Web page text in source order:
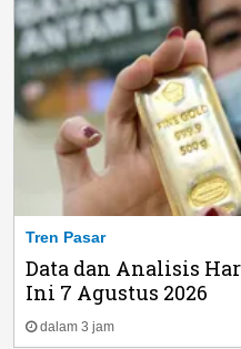
Tren Pasar
Data dan Analisis
Ini 7 Agustus 2026
dalam 3 jam